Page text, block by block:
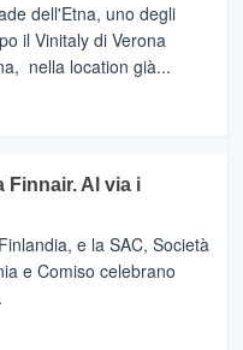
dell'Etna, uno degli
il Vinitaly di Verona
nella location già...
Finnair. Al via i
e la SAC, Società
e Comiso celebrano